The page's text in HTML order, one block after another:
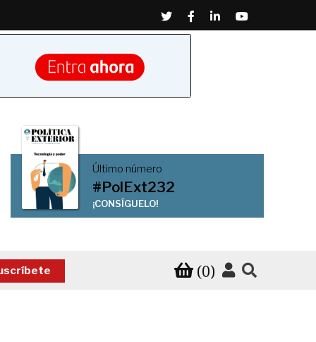
TwitterFacebook
LinkedinYoutube
Último número
#PolExt232
¡CONSÍGUELO!
(0)